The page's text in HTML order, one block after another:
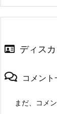
ディス
コメント
まだ、コメ